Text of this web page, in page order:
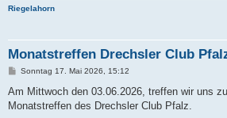
Riegelahorn
Monatstreffen Drechsler Club
B
i
r
Sonntag 17. Mai 2026, 15:12
Am Mittwoch den 03.06.2026, treffen wir uns
Monatstreffen des Drechsler Club Pfalz.